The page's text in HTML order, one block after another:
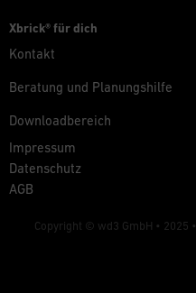
Xbrick® für dich
Kontakt
Beratung und Planungshilfe
Downloadbereich
Impressum
Datenschutz
AGB
Copyright © wd3 GmbH • 2025 •